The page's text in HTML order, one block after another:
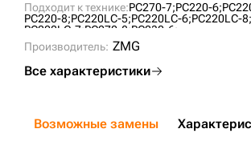
Подходит к технике:PC270-7;PC220-6;
PC220-8;PC220LC-5;PC220LC-6;PC220LC-8;
PC220LC-7;PC270-8;PC230-6;
Производитель: ZMG
Все характеристики
Возможные замены